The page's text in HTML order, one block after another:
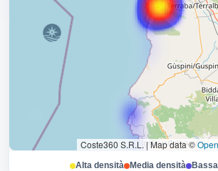
Coste360 S.R.L.|Map data ©
Alta densità Media densità